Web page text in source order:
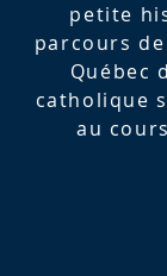
petite
parcours
Québec
catholique
au